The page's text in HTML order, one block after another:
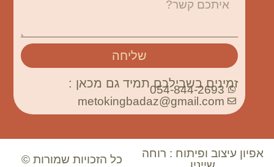
שליחה
זמינים בשבילכם תמיד גם מכאן :
054-844-2693
metokingbadaz@gmail.com
אפיון עיצוב ופיתוח : רוחה
כל הזכויות שמורות ©